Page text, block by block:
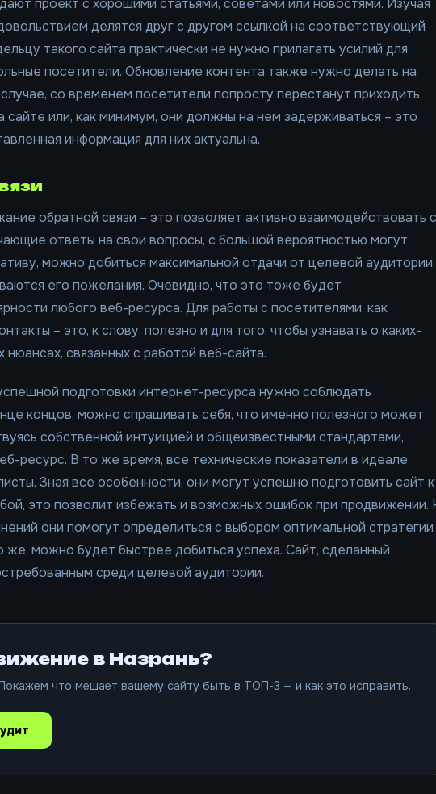
проект с хорошими статьями, советами или новостями. Изучая
делятся друг с другом ссылкой на соответствующий
такого сайта практически не нужно прилагать усилий для
посетители. Обновление контента также нужно делать на
со временем посетители попросту перестанут приходить.
или, как минимум, они должны на нем задерживаться – это
информация для них актуальна.
обратной связи – это позволяет активно взаимодействовать с
ответы на свои вопросы, с большой вероятностью могут
можно добиться максимальной отдачи от целевой аудитории.
его пожелания. Очевидно, что это тоже будет
любого веб-ресурса. Для работы с посетителями, как
– это, к слову, полезно и для того, чтобы узнавать о каких-
связанных с работой веб-сайта.
подготовки интернет-ресурса нужно соблюдать
концов, можно спрашивать себя, что именно полезного может
собственной интуицией и общеизвестными стандартами,
ресурс. В то же время, все технические показатели в идеале
Зная все особенности, они могут успешно подготовить сайт к
это позволит избежать и возможных ошибок при продвижении.
они помогут определиться с выбором оптимальной стратегии
же, можно будет быстрее добиться успеха. Сайт, сделанный
среди целевой аудитории.
в Назрань?
что мешает вашему сайту быть в ТОП-3 — и как это исправить.